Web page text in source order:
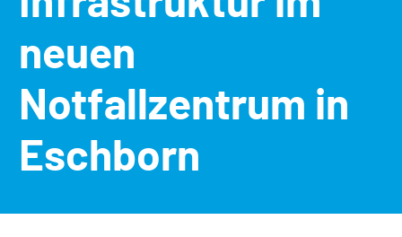
neuen
Notfallzentrum in
Eschborn